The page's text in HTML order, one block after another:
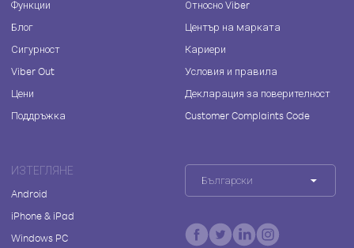
Функции
Блог
Сигурност
Viber Out
Цени
Поддръжка
Относно Viber
Център на марката
Кариери
Условия и правила
Декларация за поверителност
Customer Complaints Code
ИЗТЕГЛЯНЕ
Android
iPhone & iPad
Windows PC
Български